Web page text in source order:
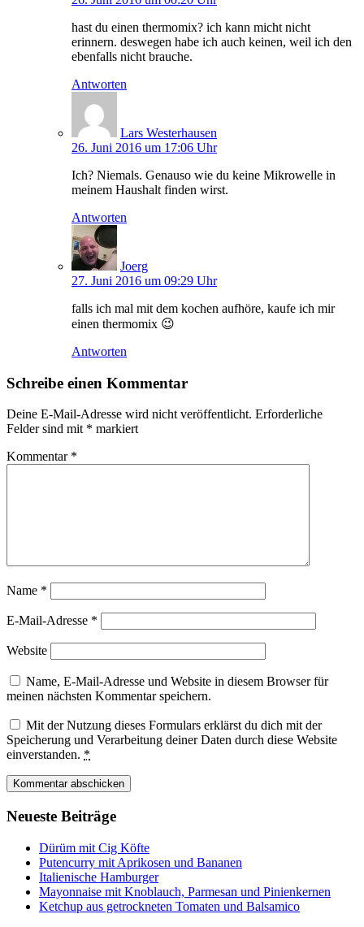
hast du einen thermomix? ich kann micht nicht
erinnern. deswegen habe ich auch keinen, weil ich den
ebenfalls nicht brauche.
Antworten
Lars Westerhausen
26. Juni 2016 um 17:06 Uhr
Ich? Niemals. Genauso wie du keine Mikrowelle in
meinem Haushalt finden wirst.
Antworten
Joerg
27. Juni 2016 um 09:29 Uhr
falls ich mal mit dem kochen aufhöre, kaufe ich mir
einen thermomix 😉
Antworten
Schreibe einen Kommentar
Deine E-Mail-Adresse wird nicht veröffentlicht. Erforderliche
Felder sind mit * markiert
Kommentar *
Name *
E-Mail-Adresse *
Website
Name, E-Mail-Adresse und Website in diesem Browser für
meinen nächsten Kommentar speichern.
Mit der Nutzung dieses Formulars erklärst du dich mit der
Speicherung und Verarbeitung deiner Daten durch diese Website
einverstanden. *
Neueste Beiträge
Dürüm mit Cig Köfte
Putencurry mit Aprikosen und Bananen
Italienische Hamburger
Mayonnaise mit Knoblauch, Parmesan und Pinienkernen
Ketchup aus getrockneten Tomaten und Balsamico